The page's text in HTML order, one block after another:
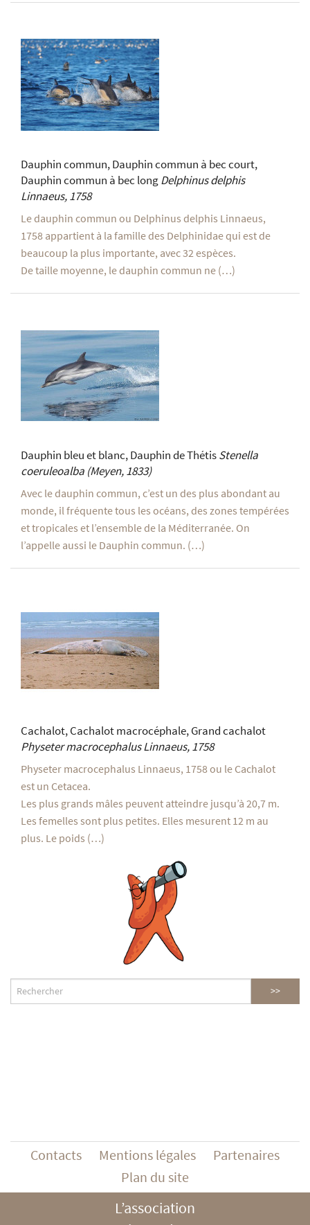
Dauphin commun, Dauphin commun à bec court,
Dauphin commun à bec longDelphinus delphis
Linnaeus, 1758
Le dauphin commun ou Delphinus delphis Linnaeus,
1758 appartient à la famille des Delphinidae qui est de
beaucoup la plus importante, avec 32 espèces.
De taille moyenne, le dauphin commun ne (…)
Dauphin bleu et blanc, Dauphin de ThétisStenella
coeruleoalba (Meyen, 1833)
Avec le dauphin commun, c’est un des plus abondant au
monde, il fréquente tous les océans, des zones tempérées
et tropicales et l’ensemble de la Méditerranée. On
l’appelle aussi le Dauphin commun. (…)
Cachalot, Cachalot macrocéphale, Grand cachalot
Physeter macrocephalusLinnaeus, 1758
Physeter macrocephalus Linnaeus, 1758 ou le Cachalot
est un Cetacea.
Les plus grands mâles peuvent atteindre jusqu’à 20,7 m.
Les femelles sont plus petites. Elles mesurent 12 m au
plus. Le poids (…)
Contacts Mentions légales
Partenaires
Plan du site
L’association